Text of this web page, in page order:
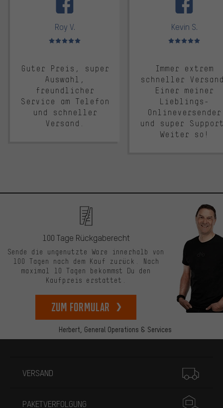
Roy V.
Bewertungen: 5 von 5
Guter Preis, super
Auswahl,
freundlicher
Service am Telefon
und schneller
Versand.
Kevin S.
Bewertungen: 5 von 5
Immer extrem
schneller
Einer meiner
Lieblings-
Onlineversender
und super
Weiter so!
Herbert, General Operations & Services
100 Tage Rückgaberecht
Sende die ungenutzte Ware innerhalb von
100 Tagen nach dem Kauf zurück. Nach
maximal 10 Tagen bekommst Du den
Kaufpreis erstattet.
zum Formular
VERSAND
PAKETVERFOLGUNG